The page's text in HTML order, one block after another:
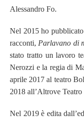
Alessandro Fo.
Nel 2015 ho
racconti, Parlavano di
stato tratto un lavoro
Nerozzi e la regia di
aprile 2017 al teatro
2018 all’Altrove
Nel 2019 è edita